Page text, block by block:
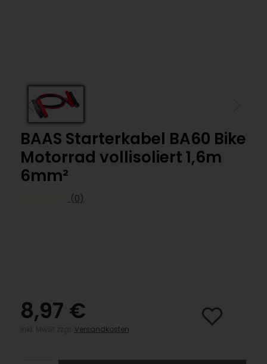
BAAS Starterkabel BA60 Bike
Motorrad vollisoliert 1,6m
6mm²
(0)
8,97 €
Versandkosten